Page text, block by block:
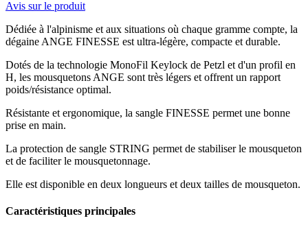
Avis sur le produit
Dédiée à l'alpinisme et aux situations où chaque gramme compte, la
dégaine ANGE FINESSE est ultra-légère, compacte et durable.
Dotés de la technologie MonoFil Keylock de Petzl et d'un profil en
H, les mousquetons ANGE sont très légers et offrent un rapport
poids/résistance optimal.
Résistante et ergonomique, la sangle FINESSE permet une bonne
prise en main.
La protection de sangle STRING permet de stabiliser le mousqueton
et de faciliter le mousquetonnage.
Elle est disponible en deux longueurs et deux tailles de mousqueton.
Caractéristiques principales